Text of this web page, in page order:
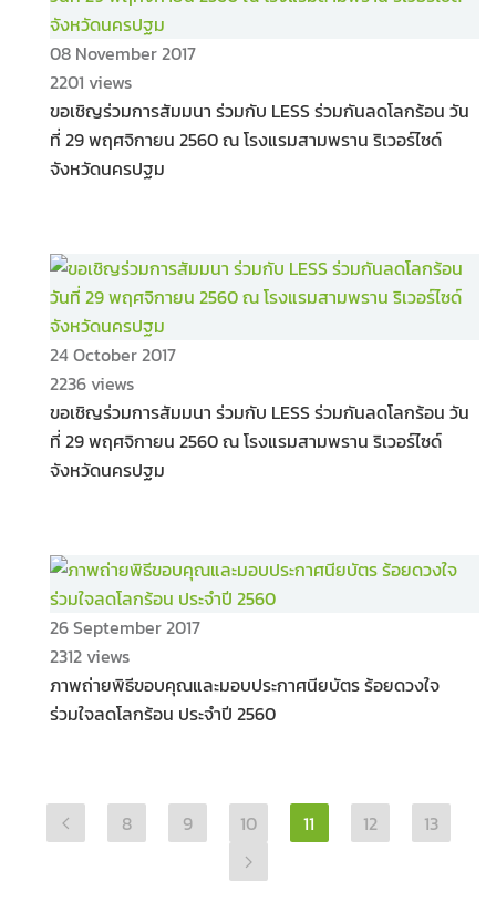
08 November 2017
2201 views
ขอเชิญร่วมการสัมมนา ร่วมกับ LESS ร่วมกันลดโลกร้อน วัน
ที่ 29 พฤศจิกายน 2560 ณ โรงแรมสามพราน ริเวอร์ไซด์
จังหวัดนครปฐม
24 October 2017
2236 views
ขอเชิญร่วมการสัมมนา ร่วมกับ LESS ร่วมกันลดโลกร้อน วัน
ที่ 29 พฤศจิกายน 2560 ณ โรงแรมสามพราน ริเวอร์ไซด์
จังหวัดนครปฐม
26 September 2017
2312 views
ภาพถ่ายพิธีขอบคุณและมอบประกาศนียบัตร ร้อยดวงใจ
ร่วมใจลดโลกร้อน ประจำปี 2560
8 9 10 11 12 13